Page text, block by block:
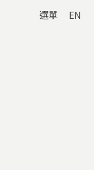
選單 EN